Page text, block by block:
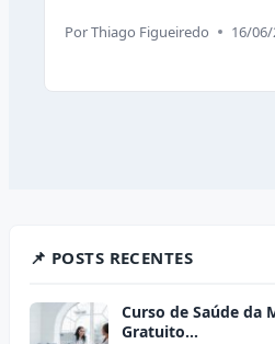
PorThiago Figueiredo 16/
📌 POSTS RECENTES
Curso de Saúde da
Gratuito…